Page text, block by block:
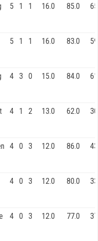
5 1 1 16.0 85.0
5 1 1 16.0 83.0
4 3 0 15.0 84.0
4 1 2 13.0 62.0
4 0 3 12.0 86.0
4 0 3 12.0 80.0
4 0 3 12.0 77.0